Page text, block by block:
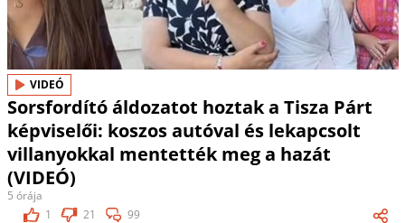
VIDEÓ
Sorsfordító áldozatot hoztak a Tisza Párt
képviselői: koszos autóval és lekapcsolt
villanyokkal mentették meg a hazát
(VIDEÓ)
5 órája
1
21 99